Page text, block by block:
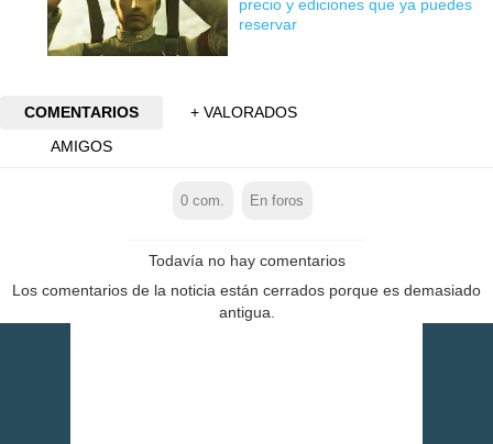
precio y ediciones que ya puedes
reservar
COMENTARIOS
+ VALORADOS
AMIGOS
0 com. En foros
Todavía no hay comentarios
Los comentarios de la noticia están cerrados porque es demasiado
antigua.